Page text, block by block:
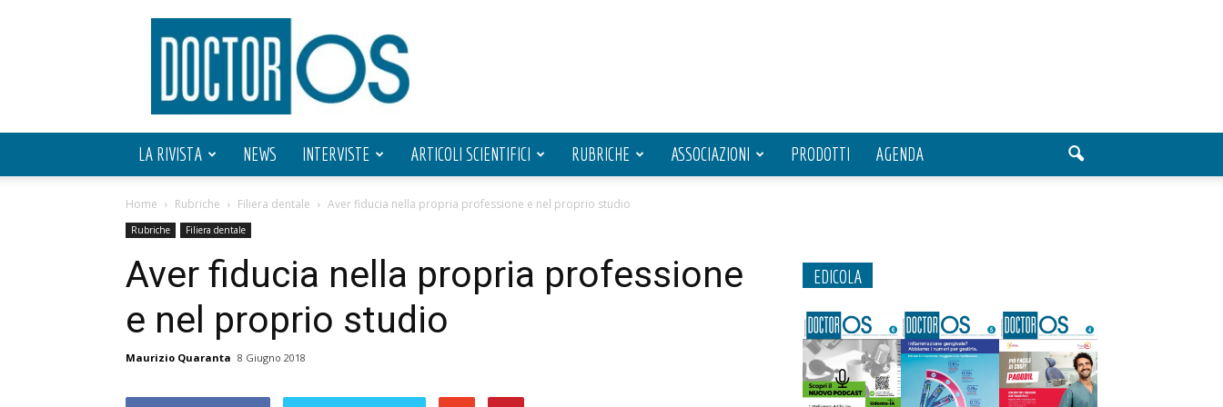
Doctor
OS
LA RIVISTA NEWS INTERVISTE ARTICOLI SCIENTIFICI RUBRICHE ASSOCIAZIONI PRODOTTI AGENDA
Home Rubriche Filiera dentale Aver fiducia nella propria professione e nel proprio studio
Rubriche Filiera dentale
Aver fiducia nella propria professione
e nel proprio studio
Maurizio Quaranta 8 Giugno 2018
EDICOLA